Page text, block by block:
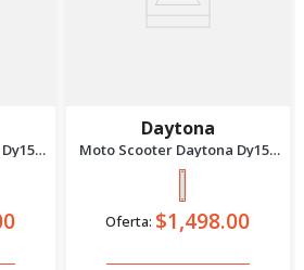
Daytona
Moto Scooter Daytona Dy150
Bit Se Bi 2027 Negro
Oferta: $1,498.00